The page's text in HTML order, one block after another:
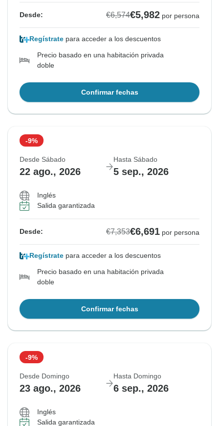
Desde: €6,574€5,982 por persona
Regístrate para acceder a los descuentos
Precio basado en una habitación privada
doble
Confirmar fechas
-9%
Desde Sábado
22 ago., 2026
Hasta Sábado
5 sep., 2026
Inglés
Salida garantizada
Desde: €7,353€6,691 por persona
Regístrate para acceder a los descuentos
Precio basado en una habitación privada
doble
Confirmar fechas
-9%
Desde Domingo
23 ago., 2026
Hasta Domingo
6 sep., 2026
Inglés
Salida garantizada